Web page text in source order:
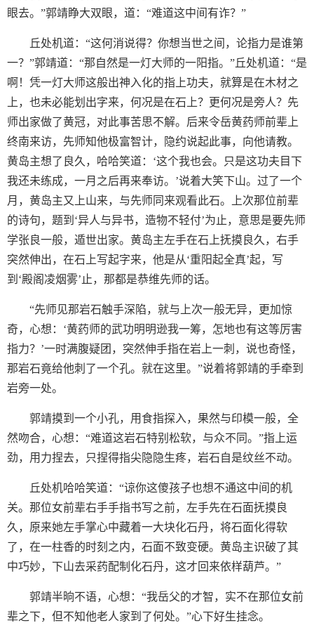
眼去。”郭靖睁大双眼，道：“难道这中间有诈？”
丘处机道：“这何消说得？你想当世之间，论指力是谁第
一？”郭靖道：“那自然是一灯大师的一阳指。”丘处机道：“是
啊！凭一灯大师这般出神入化的指上功夫，就算是在木材之
上，也未必能划出字来，何况是在石上？更何况是旁人？先
师出家做了黄冠，对此事苦思不解。后来令岳黄药师前辈上
终南来访，先师知他极富智计，隐约说起此事，向他请教。
黄岛主想了良久，哈哈笑道：‘这个我也会。只是这功夫目下
我还未练成，一月之后再来奉访。’说着大笑下山。过了一个
月，黄岛主又上山来，与先师同来观看此石。上次那位前辈
的诗句，题到‘异人与异书，造物不轻付’为止，意思是要先师
学张良一般，遁世出家。黄岛主左手在石上抚摸良久，右手
突然伸出，在石上写起字来，他是从‘重阳起全真’起，写
到‘殿阁凌烟雾’止，那都是恭维先师的话。
“先师见那岩石触手深陷，就与上次一般无异，更加惊
奇，心想：‘黄药师的武功明明逊我一筹，怎地也有这等厉害
指力？’一时满腹疑团，突然伸手指在岩上一刺，说也奇怪，
那岩石竟给他刺了一个孔。就在这里。”说着将郭靖的手牵到
岩旁一处。
郭靖摸到一个小孔，用食指探入，果然与印模一般，全
然吻合，心想：“难道这岩石特别松软，与众不同。”指上运
劲，用力捏去，只捏得指尖隐隐生疼，岩石自是纹丝不动。
丘处机哈哈笑道：“谅你这傻孩子也想不通这中间的机
关。那位女前辈右手手指书写之前，左手先在石面抚摸良
久，原来她左手掌心中藏着一大块化石丹，将石面化得软
了，在一柱香的时刻之内，石面不致变硬。黄岛主识破了其
中巧妙，下山去采药配制化石丹，这才回来依样葫芦。”
郭靖半晌不语，心想：“我岳父的才智，实不在那位女前
辈之下，但不知他老人家到了何处。”心下好生挂念。